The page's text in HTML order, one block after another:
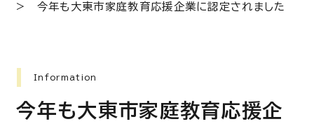
今年も大東市家庭教育応援企業に認定されました
Information
今年も大東市家庭教育応援企